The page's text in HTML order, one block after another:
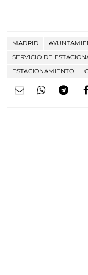
MADRID
SERVICIO DE
ESTACIONAMIENTO